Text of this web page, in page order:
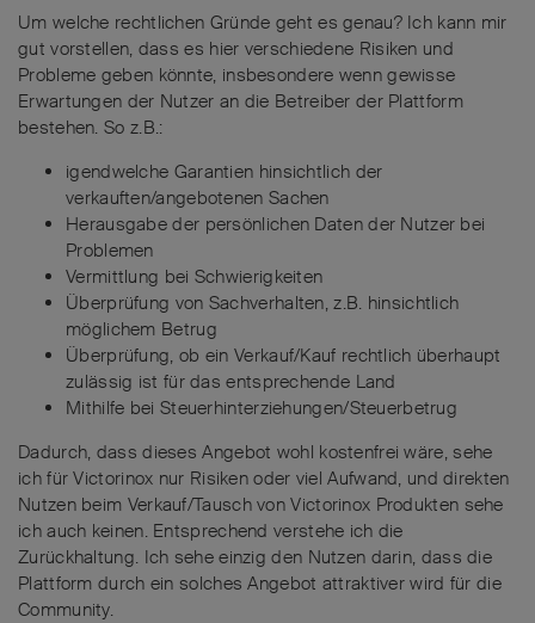
Um welche rechtlichen Gründe geht es genau? Ich kann mir
gut vorstellen, dass es hier verschiedene Risiken und
Probleme geben könnte, insbesondere wenn gewisse
Erwartungen der Nutzer an die Betreiber der Plattform
bestehen. So z.B.:
igendwelche Garantien hinsichtlich der
verkauften/angebotenen Sachen
Herausgabe der persönlichen Daten der Nutzer bei
Problemen
Vermittlung bei Schwierigkeiten
Überprüfung von Sachverhalten, z.B. hinsichtlich
möglichem Betrug
Überprüfung, ob ein Verkauf/Kauf rechtlich überhaupt
zulässig ist für das entsprechende Land
Mithilfe bei Steuerhinterziehungen/Steuerbetrug
Dadurch, dass dieses Angebot wohl kostenfrei wäre, sehe
ich für Victorinox nur Risiken oder viel Aufwand, und direkten
Nutzen beim Verkauf/Tausch von Victorinox Produkten sehe
ich auch keinen. Entsprechend verstehe ich die
Zurückhaltung. Ich sehe einzig den Nutzen darin, dass die
Plattform durch ein solches Angebot attraktiver wird für die
Community.